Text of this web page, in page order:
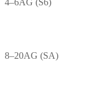
8–20AG (SA)